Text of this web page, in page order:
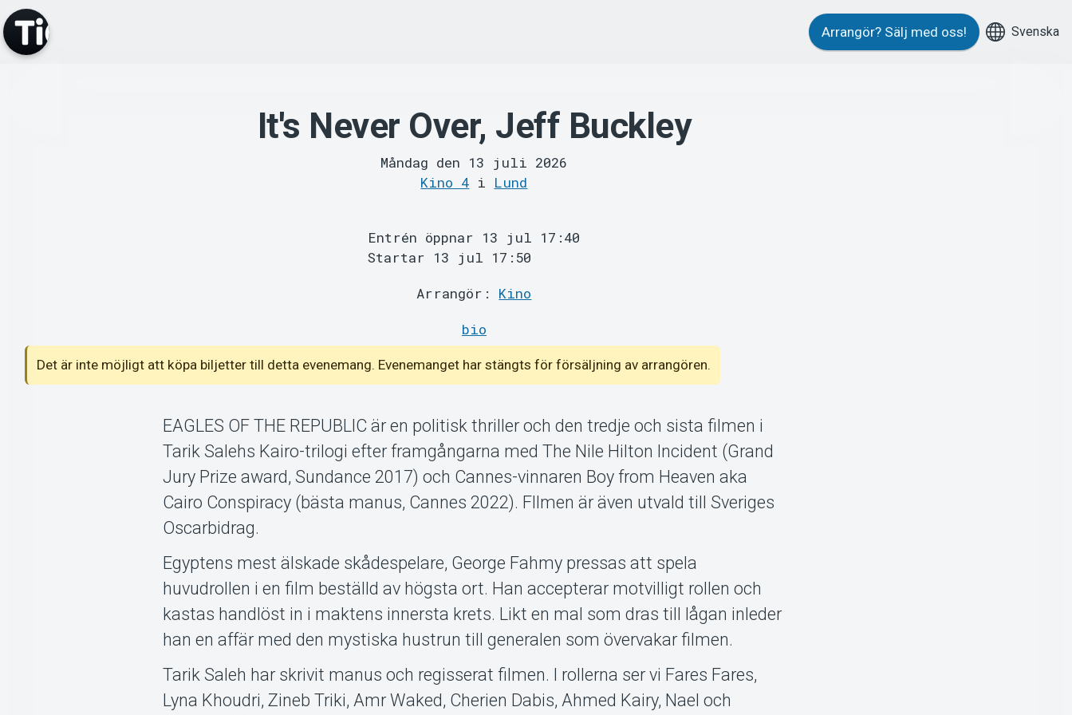
Arrangör? Sälj med oss! Svenska
It's Never Over, Jeff Buckley
Måndag den 13 juli 2026
Kino 4 i Lund
Entrén öppnar 13 jul 17:40
Startar 13 jul 17:50
Arrangör: Kino
bio
Det är inte möjligt att köpa biljetter till detta evenemang. Evenemanget har stängts för försäljning av arrangören.
EAGLES OF THE REPUBLIC är en politisk thriller och den tredje och sista filmen i
Tarik Salehs Kairo-trilogi efter framgångarna med The Nile Hilton Incident (Grand
Jury Prize award, Sundance 2017) och Cannes-vinnaren Boy from Heaven aka
Cairo Conspiracy (bästa manus, Cannes 2022). FIlmen är även utvald till Sveriges
Oscarbidrag.
Egyptens mest älskade skådespelare, George Fahmy pressas att spela
huvudrollen i en film beställd av högsta ort. Han accepterar motvilligt rollen och
kastas handlöst in i maktens innersta krets. Likt en mal som dras till lågan inleder
han en affär med den mystiska hustrun till generalen som övervakar filmen.
Tarik Saleh har skrivit manus och regisserat filmen. I rollerna ser vi Fares Fares,
Lyna Khoudri, Zineb Triki, Amr Waked, Cherien Dabis, Ahmed Kairy, Nael och